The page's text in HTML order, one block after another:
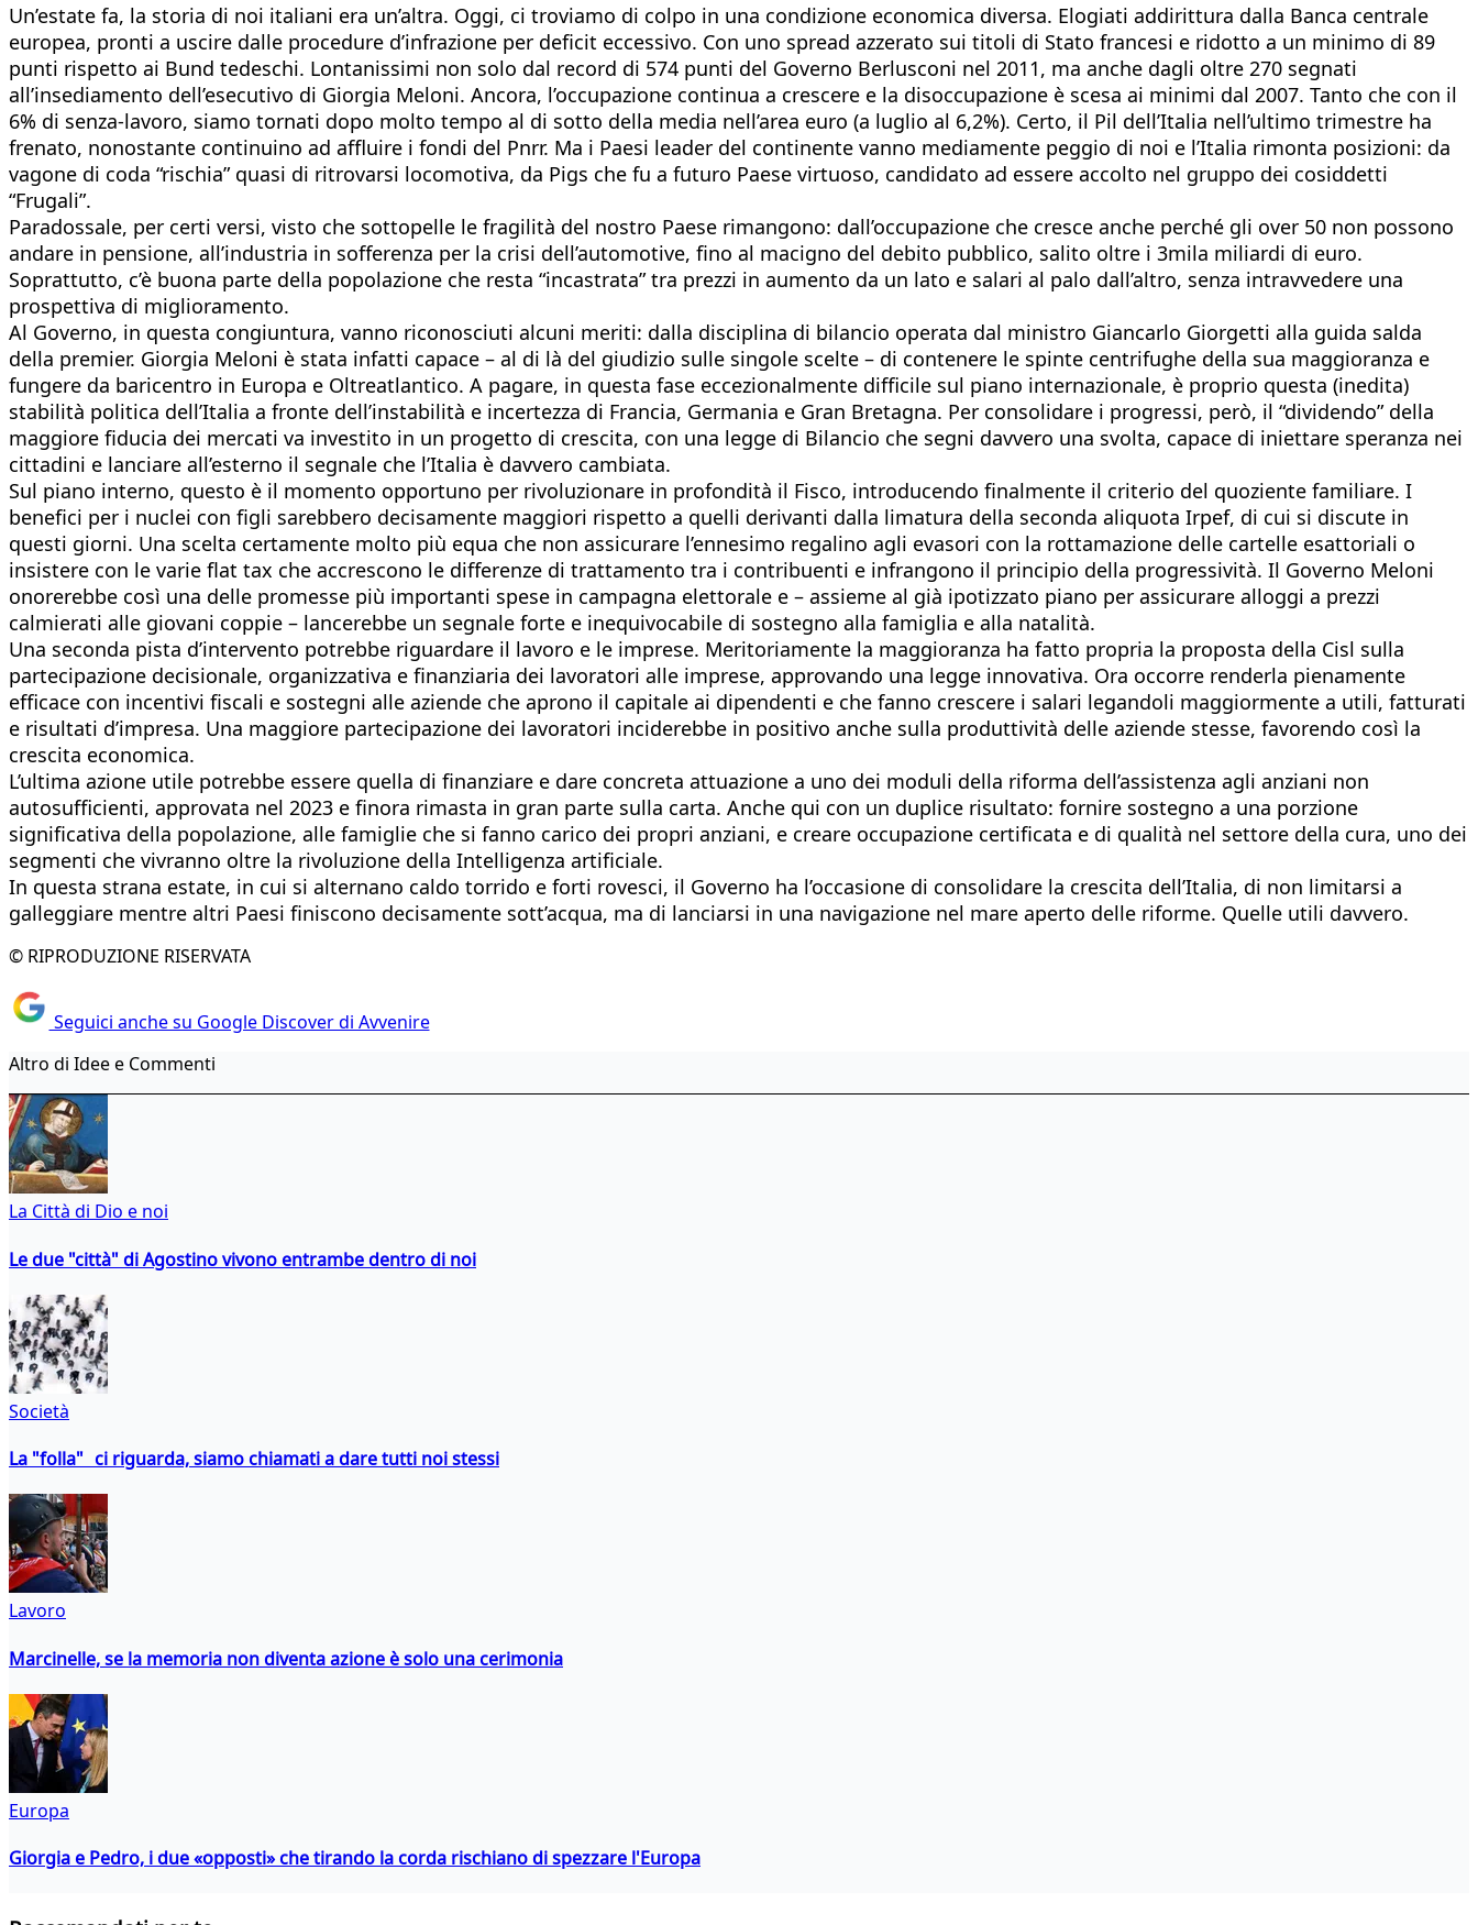
Un’estate fa, la storia di noi italiani era un’altra. Oggi, ci troviamo di colpo in una condizione economica diversa. Elogiati addirittura dalla Banca centrale
europea, pronti a uscire dalle procedure d’infrazione per deficit eccessivo. Con uno spread azzerato sui titoli di Stato francesi e ridotto a un minimo di 89
punti rispetto ai Bund tedeschi. Lontanissimi non solo dal record di 574 punti del Governo Berlusconi nel 2011, ma anche dagli oltre 270 segnati
all’insediamento dell’esecutivo di Giorgia Meloni. Ancora, l’occupazione continua a crescere e la disoccupazione è scesa ai minimi dal 2007. Tanto che con il
6% di senza-lavoro, siamo tornati dopo molto tempo al di sotto della media nell’area euro (a luglio al 6,2%). Certo, il Pil dell’Italia nell’ultimo trimestre ha
frenato, nonostante continuino ad affluire i fondi del Pnrr. Ma i Paesi leader del continente vanno mediamente peggio di noi e l’Italia rimonta posizioni: da
vagone di coda “rischia” quasi di ritrovarsi locomotiva, da Pigs che fu a futuro Paese virtuoso, candidato ad essere accolto nel gruppo dei cosiddetti
“Frugali”.
Paradossale, per certi versi, visto che sottopelle le fragilità del nostro Paese rimangono: dall’occupazione che cresce anche perché gli over 50 non possono
andare in pensione, all’industria in sofferenza per la crisi dell’automotive, fino al macigno del debito pubblico, salito oltre i 3mila miliardi di euro.
Soprattutto, c’è buona parte della popolazione che resta “incastrata” tra prezzi in aumento da un lato e salari al palo dall’altro, senza intravvedere una
prospettiva di miglioramento.
Al Governo, in questa congiuntura, vanno riconosciuti alcuni meriti: dalla disciplina di bilancio operata dal ministro Giancarlo Giorgetti alla guida salda
della premier. Giorgia Meloni è stata infatti capace – al di là del giudizio sulle singole scelte – di contenere le spinte centrifughe della sua maggioranza e
fungere da baricentro in Europa e Oltreatlantico. A pagare, in questa fase eccezionalmente difficile sul piano internazionale, è proprio questa (inedita)
stabilità politica dell’Italia a fronte dell’instabilità e incertezza di Francia, Germania e Gran Bretagna. Per consolidare i progressi, però, il “dividendo” della
maggiore fiducia dei mercati va investito in un progetto di crescita, con una legge di Bilancio che segni davvero una svolta, capace di iniettare speranza nei
cittadini e lanciare all’esterno il segnale che l’Italia è davvero cambiata.
Sul piano interno, questo è il momento opportuno per rivoluzionare in profondità il Fisco, introducendo finalmente il criterio del quoziente familiare. I
benefici per i nuclei con figli sarebbero decisamente maggiori rispetto a quelli derivanti dalla limatura della seconda aliquota Irpef, di cui si discute in
questi giorni. Una scelta certamente molto più equa che non assicurare l’ennesimo regalino agli evasori con la rottamazione delle cartelle esattoriali o
insistere con le varie flat tax che accrescono le differenze di trattamento tra i contribuenti e infrangono il principio della progressività. Il Governo Meloni
onorerebbe così una delle promesse più importanti spese in campagna elettorale e – assieme al già ipotizzato piano per assicurare alloggi a prezzi
calmierati alle giovani coppie – lancerebbe un segnale forte e inequivocabile di sostegno alla famiglia e alla natalità.
Una seconda pista d’intervento potrebbe riguardare il lavoro e le imprese. Meritoriamente la maggioranza ha fatto propria la proposta della Cisl sulla
partecipazione decisionale, organizzativa e finanziaria dei lavoratori alle imprese, approvando una legge innovativa. Ora occorre renderla pienamente
efficace con incentivi fiscali e sostegni alle aziende che aprono il capitale ai dipendenti e che fanno crescere i salari legandoli maggiormente a utili, fatturati
e risultati d’impresa. Una maggiore partecipazione dei lavoratori inciderebbe in positivo anche sulla produttività delle aziende stesse, favorendo così la
crescita economica.
L’ultima azione utile potrebbe essere quella di finanziare e dare concreta attuazione a uno dei moduli della riforma dell’assistenza agli anziani non
autosufficienti, approvata nel 2023 e finora rimasta in gran parte sulla carta. Anche qui con un duplice risultato: fornire sostegno a una porzione
significativa della popolazione, alle famiglie che si fanno carico dei propri anziani, e creare occupazione certificata e di qualità nel settore della cura, uno dei
segmenti che vivranno oltre la rivoluzione della Intelligenza artificiale.
In questa strana estate, in cui si alternano caldo torrido e forti rovesci, il Governo ha l’occasione di consolidare la crescita dell’Italia, di non limitarsi a
galleggiare mentre altri Paesi finiscono decisamente sott’acqua, ma di lanciarsi in una navigazione nel mare aperto delle riforme. Quelle utili davvero.
© RIPRODUZIONE RISERVATA
Seguici anche su Google Discover di Avvenire
Altro di Idee e Commenti
La Città di Dio e noi
Le due "città" di Agostino vivono entrambe dentro di noi
Società
La "folla" ci riguarda, siamo chiamati a dare tutti noi stessi
Lavoro
Marcinelle, se la memoria non diventa azione è solo una cerimonia
Europa
Giorgia e Pedro, i due «opposti» che tirando la corda rischiano di spezzare l'Europa